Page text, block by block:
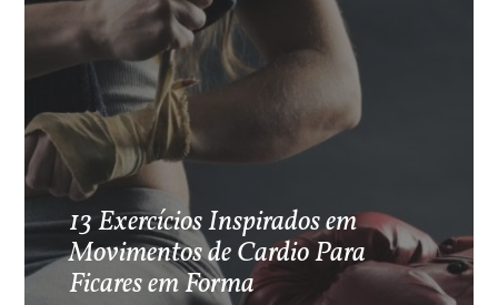
13 Exercícios Inspirados em
Movimentos de Cardio Para
Ficares em Forma